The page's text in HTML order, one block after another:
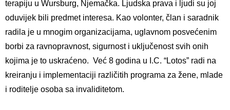
terapiju u Wursburg, Njemačka. Ljudska prava i ljudi su joj
oduvijek bili predmet interesa. Kao volonter, član i saradnik
radila je u mnogim organizacijama, uglavnom posvećenim
borbi za ravnopravnost, sigurnost i uključenost svih onih
kojima je to uskraćeno. Već 8 godina u I.C. “Lotos” radi na
kreiranju i implementaciji različitih programa za žene, mlade
i roditelje osoba sa invaliditetom.